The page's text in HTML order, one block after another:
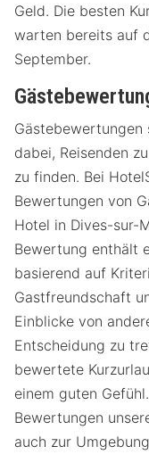
Geld. Die besten
warten bereits auf
September.
Gästebewertungen
dabei, Reisenden
zu finden. Bei
Bewertungen von
Hotel in Dives-sur-
Bewertung enthält
basierend auf
Gastfreundschaft
Einblicke von
Entscheidung zu
bewertete
einem guten
Bewertungen
auch zur